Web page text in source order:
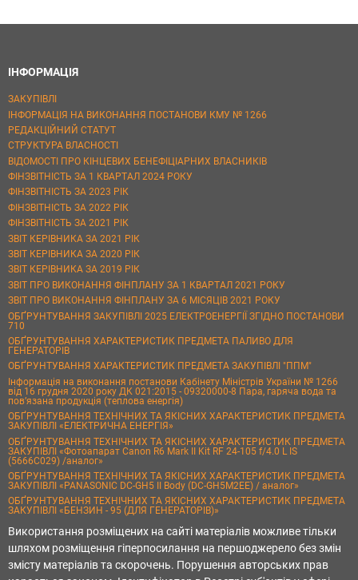
ІНФОРМАЦІЯ
ЗАКУПІВЛІ
ІНФОРМАЦІЯ НА ВИКОНАННЯ ПОСТАНОВИ КМУ № 1266
РЕДАКЦІЙНИЙ СТАТУТ
СТРУКТУРА ВЛАСНОСТІ
ВІДОМОСТІ ПРО КІНЦЕВИХ БЕНЕФІЦІАРНИХ ВЛАСНИКІВ
ФІНЗВІТНІСТЬ ЗА 1 КВАРТАЛ 2024 РОКУ
ФІНЗВІТНІСТЬ ЗА 2023 РІК
ФІНЗВІТНІСТЬ ЗА 2022 РІК
ФІНЗВІТНІСТЬ ЗА 2021 РІК
ЗВІТ КЕРІВНИКА ЗА 2021 РІК
ЗВІТ КЕРІВНИКА ЗА 2020 РІК
ЗВІТ КЕРІВНИКА ЗА 2019 РІК
ЗВІТ ПРО ВИКОНАННЯ ФІНПЛАНУ ЗА 1 КВАРТАЛ 2021 РОКУ
ЗВІТ ПРО ВИКОНАННЯ ФІНПЛАНУ ЗА 6 МІСЯЦІВ 2021 РОКУ
ОБҐРУНТУВАННЯ ЗАКУПІВЛІ 2025 ЕЛЕКТРОЕНЕРГІЇ ЗГІДНО ПОСТАНОВИ
710
ОБҐРУНТУВАННЯ ХАРАКТЕРИСТИК ПРЕДМЕТА ПАЛИВО ДЛЯ
ГЕНЕРАТОРІВ
ОБҐРУНТУВАННЯ ХАРАКТЕРИСТИК ПРЕДМЕТА ЗАКУПІВЛІ "ППМ"
Інформація на виконання постанови Кабінету Міністрів України № 1266
від 16 грудня 2020 року ДК 021:2015 - 09320000-8 Пара, гаряча вода та
пов’язана продукція (теплова енергія)
ОБҐРУНТУВАННЯ ТЕХНІЧНИХ ТА ЯКІСНИХ ХАРАКТЕРИСТИК ПРЕДМЕТА
ЗАКУПІВЛІ «ЕЛЕКТРИЧНА ЕНЕРГІЯ»
ОБҐРУНТУВАННЯ ТЕХНІЧНИХ ТА ЯКІСНИХ ХАРАКТЕРИСТИК ПРЕДМЕТА
ЗАКУПІВЛІ «Фотоапарат Canon R6 Mark II Kit RF 24-105 f/4.0 L IS
(5666C029) /аналог»
ОБҐРУНТУВАННЯ ТЕХНІЧНИХ ТА ЯКІСНИХ ХАРАКТЕРИСТИК ПРЕДМЕТА
ЗАКУПІВЛІ «PANASONIC DC-GH5 II Body (DC-GH5M2EE) / аналог»
ОБҐРУНТУВАННЯ ТЕХНІЧНИХ ТА ЯКІСНИХ ХАРАКТЕРИСТИК ПРЕДМЕТА
ЗАКУПІВЛІ «БЕНЗИН - 95 (ДЛЯ ГЕНЕРАТОРІВ)»
Використання розміщених на сайті матеріалів можливе тільки
шляхом розміщення гіперпосилання на першоджерело без змін
змісту матеріалів та скорочень. Порушення авторських прав